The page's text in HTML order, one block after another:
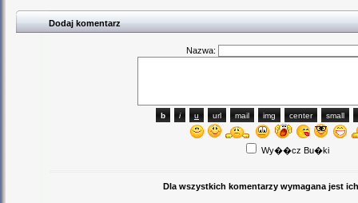
Dodaj komentarz
Nazwa:
Wy��cz Bu�ki
Dla wszystkich komentarzy wymagana jest